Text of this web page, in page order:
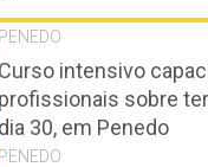
PENEDO
Curso intensivo
profissionais sobre
dia 30, em Penedo
PENEDO